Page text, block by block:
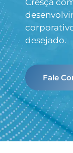
Cresça
desejado.
Fale